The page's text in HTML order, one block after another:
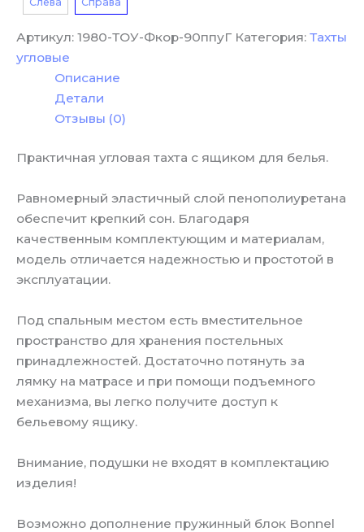
Артикул: 1980-ТОУ-Фкор-90ппуГ Категория: Тахты
угловые
Описание
Детали
Отзывы (0)
Практичная угловая тахта с ящиком для белья.
Равномерный эластичный слой пенополиуретана
обеспечит крепкий сон. Благодаря
качественным комплектующим и материалам,
модель отличается надежностью и простотой в
эксплуатации.
Под спальным местом есть вместительное
пространство для хранения постельных
принадлежностей. Достаточно потянуть за
лямку на матрасе и при помощи подъемного
механизма, вы легко получите доступ к
бельевому ящику.
Внимание, подушки не входят в комплектацию
изделия!
Возможно дополнение пружинный блок Bonnel